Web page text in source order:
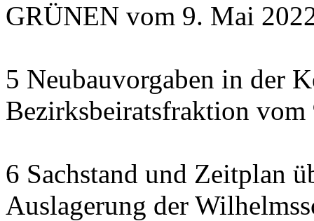
GRÜNEN vom 9. Mai
5 Neubauvorgaben in der
Bezirksbeiratsfraktion
6 Sachstand und Zeitplan
Auslagerung der